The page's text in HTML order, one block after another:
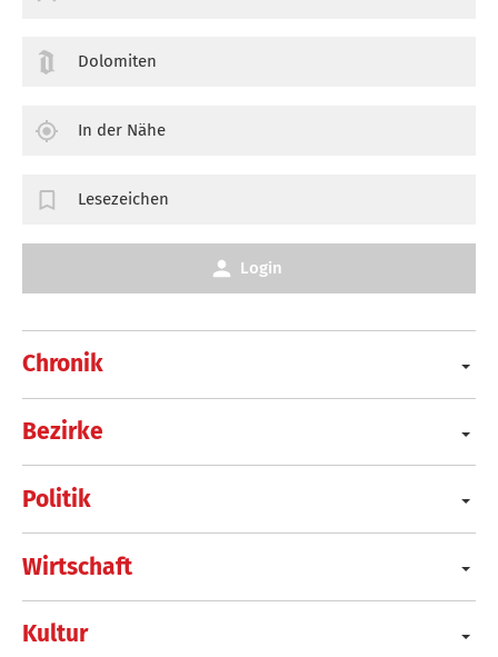
Chronik
Bezirke
Politik
Wirtschaft
Kultur
Dolomiten
In der Nähe
Lesezeichen
Login